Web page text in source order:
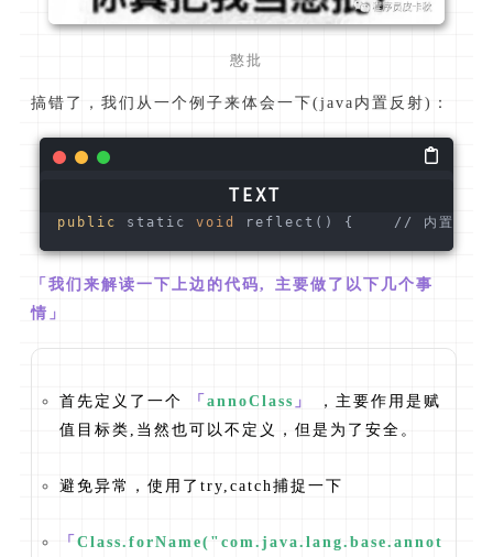
憨批
搞错了，我们从一个例子来体会一下(java内置反射)：
public static void reflect() {    // 内置
「我们来解读一下上边的代码, 主要做了以下几个事
情」
首先定义了一个 「 annoClass 」
，主要作用是赋
值目标类,当然也可以不定义，但是为了安全。
避免异常，使用了try,catch捕捉一下
「 Class.forName("com.java.lang.base.annot